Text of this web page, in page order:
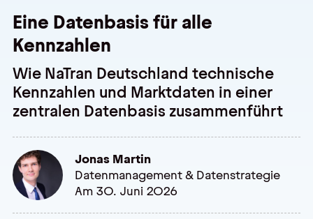
Eine Datenbasis für alle
Kennzahlen
Wie NaTran Deutschland technische
Kennzahlen und Marktdaten in einer
zentralen Datenbasis zusammenführt
Jonas Martin
Datenmanagement & Datenstrategie
Am 30. Juni 2026
Datenanalyse & Reporting
Finanzplanung & Controlling
IT-Betrieb & Support
Insights
Anwenderberichte
Whitepaper
Blog